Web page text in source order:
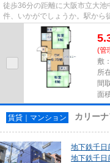
徒歩36分の距離に大阪市立大
件、いかがでしょうか。駅から
風良好のシンプルな作りの物件
(管
敷
所
間
面
賃貸｜マンション カリー
地下鉄千日
地下鉄千日